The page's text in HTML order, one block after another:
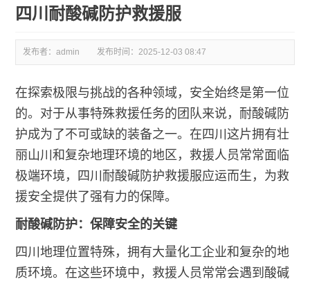
四川耐酸碱防护救援服
发布者：admin 发布时间：2025-12-03 08:47
在探索极限与挑战的各种领域，安全始终是第一位
的。对于从事特殊救援任务的团队来说，耐酸碱防
护成为了不可或缺的装备之一。在四川这片拥有壮
丽山川和复杂地理环境的地区，救援人员常常面临
极端环境，四川耐酸碱防护救援服应运而生，为救
援安全提供了强有力的保障。
耐酸碱防护：保障安全的关键
四川地理位置特殊，拥有大量化工企业和复杂的地
质环境。在这些环境中，救援人员常常会遇到酸碱